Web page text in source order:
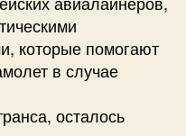
которые помогают
в случае
осталось